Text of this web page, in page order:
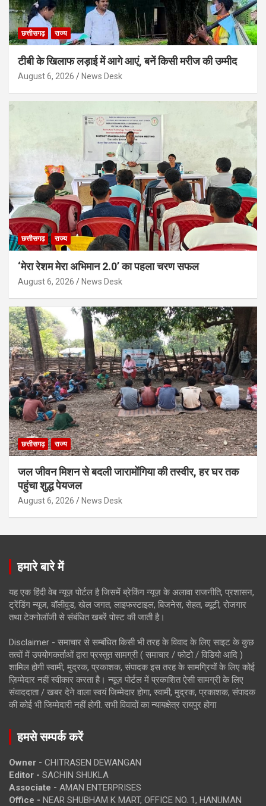
छत्तीसगढ़ राज्य
टीबी के खिलाफ लड़ाई में आगे आएं, बनें किसी मरीज की उम्मीद
August 6, 2026 News Desk
छत्तीसगढ़ राज्य
‘मेरा रेशम मेरा अभिमान 2.0’ का पहला चरण सफल
August 6, 2026 News Desk
छत्तीसगढ़ राज्य
जल जीवन मिशन से बदली जारामोंगिया की तस्वीर, हर घर तक
पहुंचा शुद्ध पेयजल
August 6, 2026 News Desk
हमारे बारे में
यह एक हिंदी वेब न्यूज़ पोर्टल है जिसमें ब्रेकिंग न्यूज़ के अलावा राजनीति, प्रशासन,
ट्रेंडिंग न्यूज, बॉलीवुड, खेल जगत, लाइफस्टाइल, बिजनेस, सेहत, ब्यूटी, रोजगार
तथा टेक्नोलॉजी से संबंधित खबरें पोस्ट की जाती है।
Disclaimer - समाचार से सम्बंधित किसी भी तरह के विवाद के लिए साइट के कुछ
तत्वों में उपयोगकर्ताओं द्वारा प्रस्तुत सामग्री ( समाचार / फोटो / विडियो आदि )
शामिल होगी स्वामी, मुद्रक, प्रकाशक, संपादक इस तरह के सामग्रियों के लिए कोई
ज़िम्मेदार नहीं स्वीकार करता है। न्यूज़ पोर्टल में प्रकाशित ऐसी सामग्री के लिए
संवाददाता / खबर देने वाला स्वयं जिम्मेदार होगा, स्वामी, मुद्रक, प्रकाशक, संपादक
की कोई भी जिम्मेदारी नहीं होगी. सभी विवादों का न्यायक्षेत्र रायपुर होगा
हमसे सम्पर्क करें
Owner - CHITRASEN DEWANGAN
Editor - SACHIN SHUKLA
Associate - AMAN ENTERPRISES
Office - NEAR SHUBHAM K MART, OFFICE NO. 1, HANUMAN